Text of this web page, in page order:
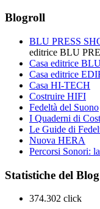
Blogroll
BLU PRESS
editrice BLU
Casa editrice
Casa editrice
Casa HI-TECH
Costruire HIFI
Fedeltà del Suono
I Quaderni di
Le Guide di
Nuova HERA
Percorsi Sonori:
Statistiche del Blog
374.302 click